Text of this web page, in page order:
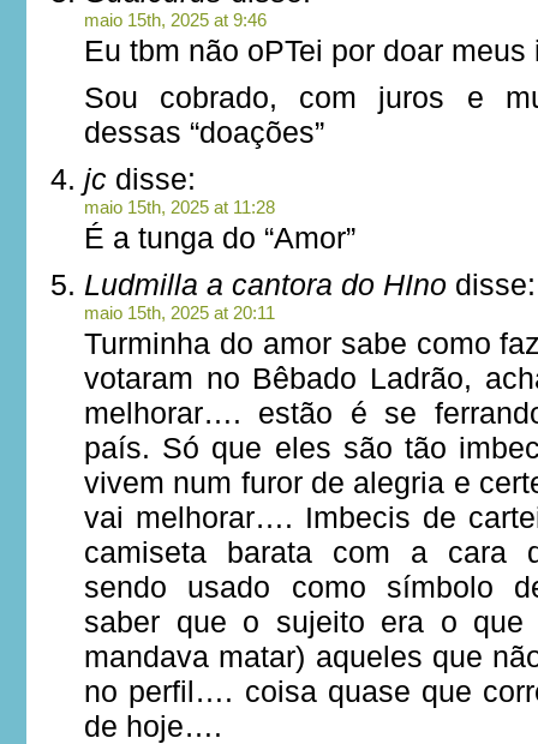
maio 15th, 2025 at 9:46
Eu tbm não oPTei por doar meus
Sou cobrado, com juros e
dessas “doações”
jc disse:
maio 15th, 2025 at 11:28
É a tunga do “Amor”
Ludmilla a cantora do HIno disse:
maio 15th, 2025 at 20:11
Turminha do amor sabe como
votaram no Bêbado Ladrão,
melhorar…. estão é se
país. Só que eles são tão
vivem num furor de alegria e
vai melhorar…. Imbecis de
camiseta barata com a cara
sendo usado como símbolo
saber que o sujeito era o que
mandava matar) aqueles que
no perfil…. coisa quase que
de hoje….